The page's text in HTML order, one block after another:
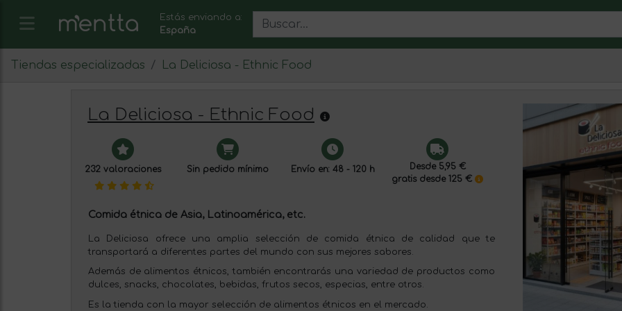
Estás enviando a:
España
Tiendas especializadas La Deliciosa - Ethnic Food
La Deliciosa - Ethnic Food
232 valoraciones Sin pedido mínimo Envío en: 48 - 120 h
Desde 5,95 €
gratis desde 125 €
Comida étnica de Asia, Latinoamérica, etc.
La Deliciosa ofrece una amplia selección de comida étnica de calidad que te
transportará a diferentes partes del mundo con sus mejores sabores.
Además de alimentos étnicos, también encontrarás una variedad de productos como
dulces, snacks, chocolates, bebidas, frutos secos, especias, entre otros.
Es la tienda con la mayor selección de alimentos étnicos en el mercado.